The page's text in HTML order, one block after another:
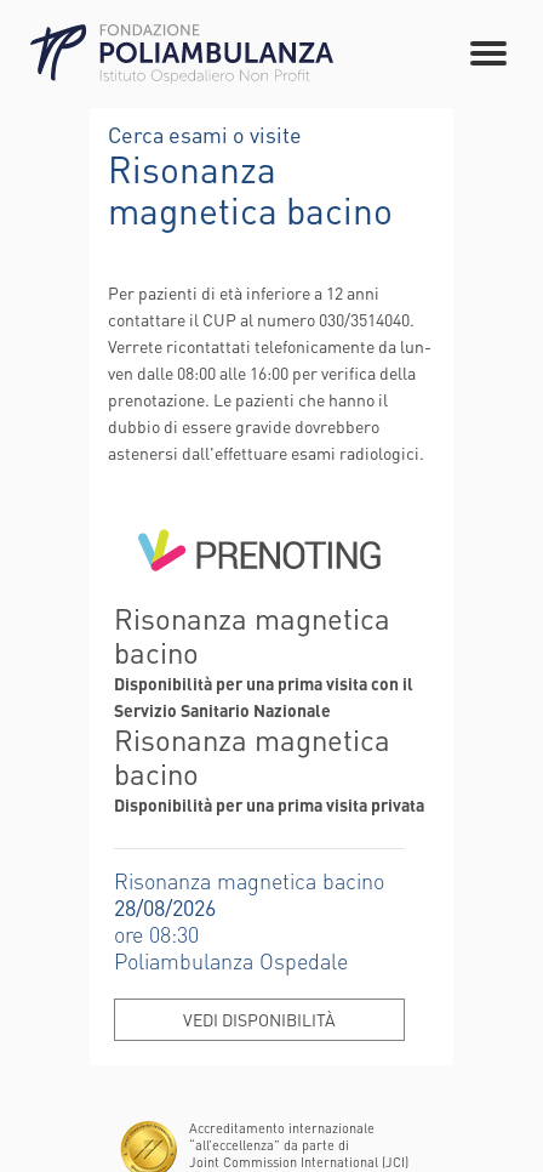
Cerca esami o visite
Risonanza
magnetica bacino
Per pazienti di età inferiore a 12 anni
contattare il CUP al numero 030/3514040.
Verrete ricontattati telefonicamente da lun-
ven dalle 08:00 alle 16:00 per verifica della
prenotazione. Le pazienti che hanno il
dubbio di essere gravide dovrebbero
astenersi dall'effettuare esami radiologici.
Risonanza magnetica
bacino
Disponibilità per una prima visita con il
Servizio Sanitario Nazionale
Risonanza magnetica
bacino
Disponibilità per una prima visita privata
Risonanza magnetica bacino
28/08/2026
ore 08:30
Poliambulanza Ospedale
VEDI DISPONIBILITÀ
Accreditamento internazionale
“all’eccellenza” da parte di
Joint Commission International (JCI)